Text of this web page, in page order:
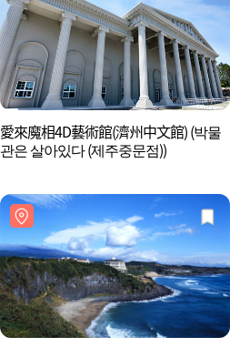
愛來魔相4D藝術館(濟州中文館) (박물
관은 살아있다 (제주중문점))